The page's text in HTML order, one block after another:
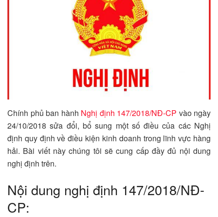
Chính phủ ban hành Nghị định 147/2018/NĐ-CP vào ngày
24/10/2018 sửa đổi, bổ sung một số điều của các Nghị
định quy định về điều kiện kinh doanh trong lĩnh vực hàng
hải. Bài viết này chúng tôi sẽ cung cấp đầy đủ nội dung
nghị định trên.
Nội dung nghị định 147/2018/NĐ-
CP: